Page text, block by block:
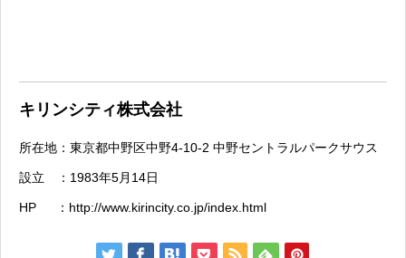
キリンシティ株式会社
所在地：東京都中野区中野4-10-2 中野セントラルパークサウス
設立 ：1983年5月14日
HP ： http://www.kirincity.co.jp/index.html